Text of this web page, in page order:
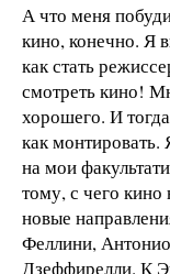
А что меня
кино, конечно. Я
как стать
смотреть кино!
хорошего. И
как монтировать.
на мои
тому, с чего кино
новые
Феллини,
Дзеффирелли. К